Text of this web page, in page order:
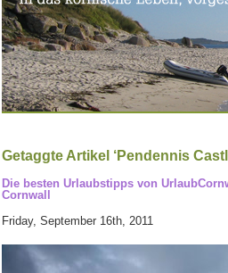
Getaggte Artikel ‘Pendennis
Die besten Urlaubstipps von
Cornwall
Friday, September 16th, 2011